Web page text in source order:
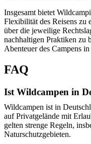
Insgesamt bietet
Flexibilität des Reisens zu
über die jeweilige
nachhaltigen Praktiken zu
Abenteuer des Campens
FAQ
Ist Wildcampen in
Wildcampen ist in
auf Privatgelände mit
gelten strenge Regeln,
Naturschutzgebieten.